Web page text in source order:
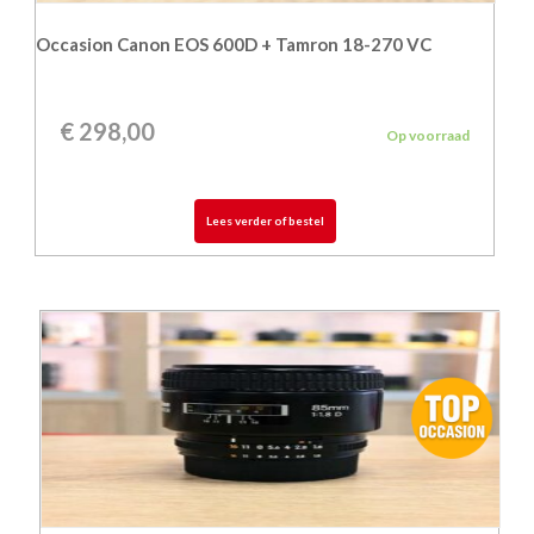
Occasion Canon EOS 600D + Tamron 18-270 VC
€ 298,00 Op voorraad
Lees verder of bestel